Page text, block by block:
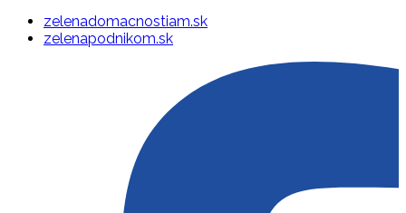
zelenadomacnostiam.sk
zelenapodnikom.sk